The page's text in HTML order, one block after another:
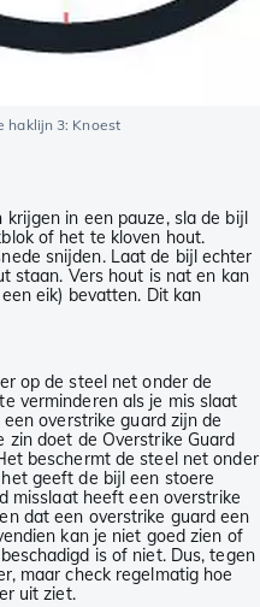
haklijn 3: Knoest
in een pauze, sla de bijl
of het te kloven hout.
snijden. Laat de bijl echter
staan. Vers hout is nat en kan
eik) bevatten. Dit kan
op de steel net onder de
verminderen als je mis slaat
overstrike guard zijn de
zin doet de Overstrike Guard
beschermt de steel net onder
geeft de bijl een stoere
misslaat heeft een overstrike
dat een overstrike guard een
kan je niet goed zien of
is of niet. Dus, tegen
maar check regelmatig hoe
uit ziet.